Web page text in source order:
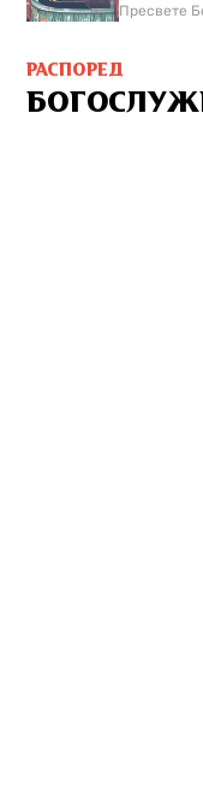
Пресвете
РАСПОРЕД